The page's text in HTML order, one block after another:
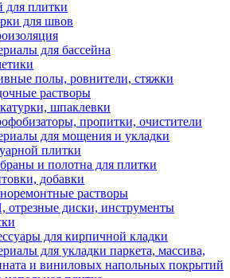
для плитки
для швов
для бассейна
полы, ровнители, стяжки
растворы
шпаклевки
пропитки, очистители
для мощения и укладки
плитки
и полотна для плитки
добавки
растворы
диски, инструменты
для кирпичной кладки
для укладки паркета, массива,
и виниловых напольных покрытий